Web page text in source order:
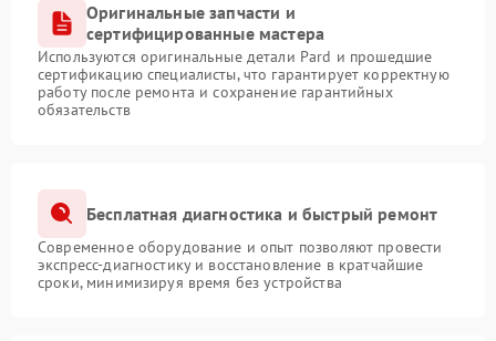
Оригинальные запчасти и
сертифицированные мастера
Используются оригинальные детали Pard и прошедшие
сертификацию специалисты, что гарантирует корректную
работу после ремонта и сохранение гарантийных
обязательств
Бесплатная диагностика и быстрый ремонт
Современное оборудование и опыт позволяют провести
экспресс-диагностику и восстановление в кратчайшие
сроки, минимизируя время без устройства